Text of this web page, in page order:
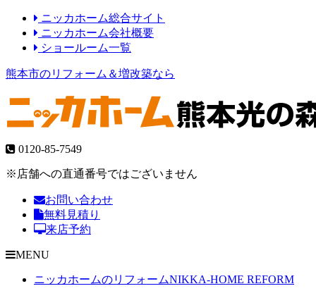
ニッカホーム総合サイト
ニッカホーム会社概要
ショールーム一覧
熊本市のリフォーム＆増改築なら
0120-85-7549
※店舗への直通番号ではございません
お問い合わせ
無料見積り
来店予約
MENU
ニッカホームのリフォームNIKKA-HOME REFORM